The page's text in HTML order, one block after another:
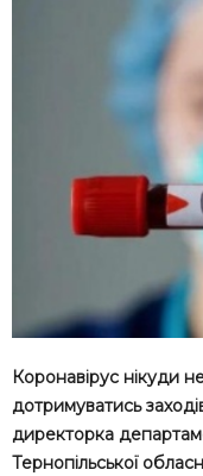
Коронавірус нікуди
дотримуватись
директорка
Тернопільської